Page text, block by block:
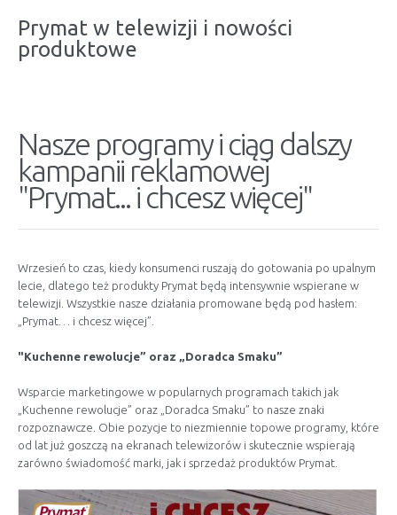
Prymat w telewizji i nowości
produktowe
Nasze programy i ciąg dalszy
kampanii reklamowej
"Prymat... i chcesz więcej"
Wrzesień to czas, kiedy konsumenci ruszają do gotowania po upalnym
lecie, dlatego też produkty Prymat będą intensywnie wspierane w
telewizji. Wszystkie nasze działania promowane będą pod hasłem:
„Prymat… i chcesz więcej”.
"Kuchenne rewolucje” oraz „Doradca Smaku”
Wsparcie marketingowe w popularnych programach takich jak
„Kuchenne rewolucje” oraz „Doradca Smaku” to nasze znaki
rozpoznawcze. Obie pozycje to niezmiennie topowe programy, które
od lat już goszczą na ekranach telewizorów i skutecznie wspierają
zarówno świadomość marki, jak i sprzedaż produktów Prymat.